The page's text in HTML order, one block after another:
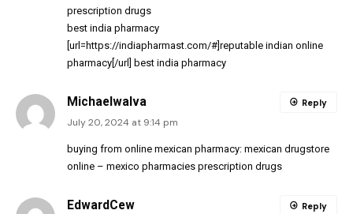
prescription drugs
best india pharmacy
[url=https://indiapharmast.com/#]reputable indian online
pharmacy[/url] best india pharmacy
MichaelwaIva
July 20, 2024 at 9:14 pm
buying from online mexican pharmacy: mexican drugstore
online – mexico pharmacies prescription drugs
Reply
EdwardCew Reply